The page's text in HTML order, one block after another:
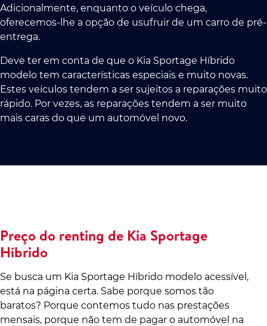
Adicionalmente, enquanto o veículo chega,
oferecemos-lhe a opção de usufruir de um carro de pré-
entrega.
Deve ter em conta de que o Kia Sportage Híbrido
modelo tem características especiais e muito novas.
Estes veículos tendem a ser sujeitos a reparações muito
rápido. Por vezes, as reparações tendem a ser muito
mais caras do que um automóvel novo.
Preço do renting de Kia Sportage
Híbrido
Se busca um Kia Sportage Híbrido modelo acessível,
está na página certa. Sabe porque somos tão
baratos? Porque contemos tudo nas prestações
mensais, porque não tem de pagar o automóvel na